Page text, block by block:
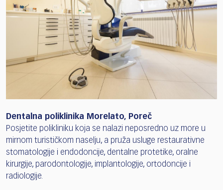
Dentalna poliklinika Morelato, Poreč
Posjetite polikliniku koja se nalazi neposredno uz more u
mirnom turističkom naselju, a pruža usluge restaurativne
stomatologije i endodoncije, dentalne protetike, oralne
kirurgije, parodontologije, implantologije, ortodoncije i
radiologije.